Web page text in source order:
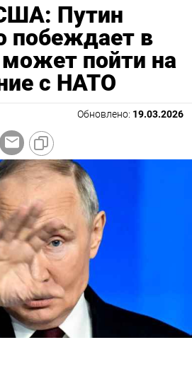
Путин
побеждает в
пойти на
с НАТО
Обновлено: 19.03.2026